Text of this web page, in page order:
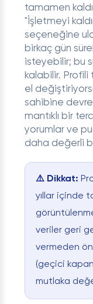
tamamen
"İşletmeyi
seçeneğine
birkaç gün
isteyebilir; bu
kalabilir.
el
sahibine
mantıklı bir
yorumlar ve
daha değerli
⚠️ Dikkat:
yıllar içinde
veriler geri
vermeden
(geçici
mutlaka